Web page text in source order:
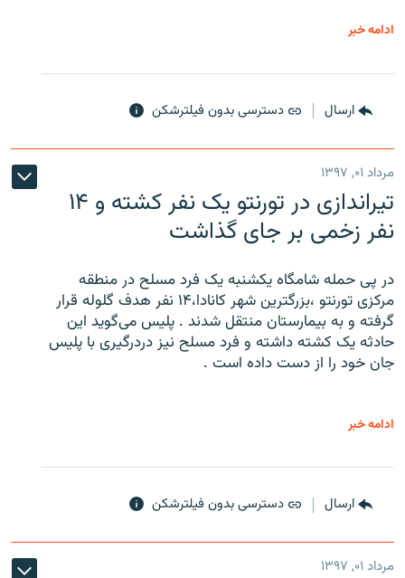
ادامه خبر
ارسال دسترسی بدون فیلترشکن
مرداد ۰۱, ۱۳۹۷
تیراندازی در تورنتو یک نفر کشته و ۱۴
نفر زخمی بر جای گذاشت
در پی حمله شامگاه یکشنبه یک فرد مسلح در منطقه
مرکزی تورنتو ،‌بزرگترین شهر کانادا،۱۴ نفر هدف گلوله قرار
گرفته و به بیمارستان منتقل شدند . پلیس می‌گوید این
حادثه یک کشته داشته و فرد مسلح نیز دردرگیری با پلیس
جان خود را از دست داده است .
ادامه خبر
ارسال دسترسی بدون فیلترشکن
مرداد ۰۱, ۱۳۹۷